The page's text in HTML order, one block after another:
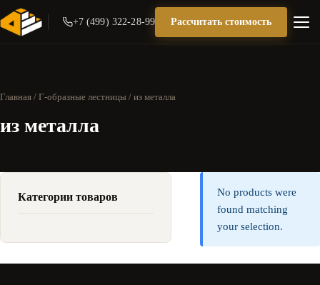
+7 (499) 322-28-99 Рассчитать стоимость
Главная / Г-образные лестницы / из металла
из металла
Категории товаров
No products were
found matching
your selection.